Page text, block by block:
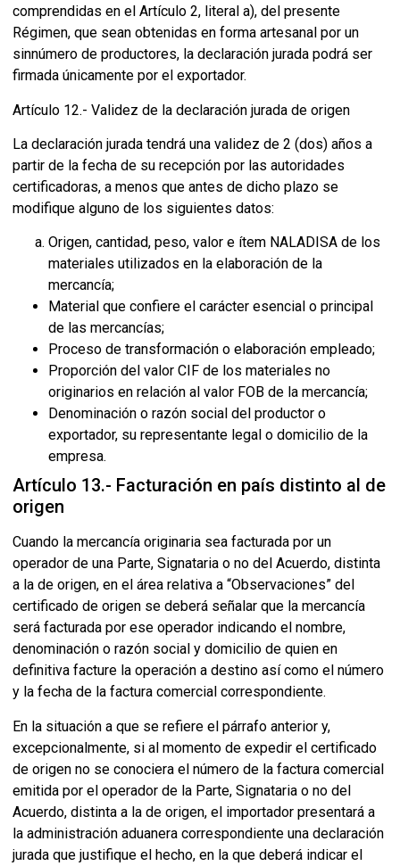
comprendidas en el Artículo 2, literal a), del presente
Régimen, que sean obtenidas en forma artesanal por un
sinnúmero de productores, la declaración jurada podrá ser
firmada únicamente por el exportador.
Artículo 12.- Validez de la declaración jurada de origen
La declaración jurada tendrá una validez de 2 (dos) años a
partir de la fecha de su recepción por las autoridades
certificadoras, a menos que antes de dicho plazo se
modifique alguno de los siguientes datos:
Origen, cantidad, peso, valor e ítem NALADISA de los
materiales utilizados en la elaboración de la
mercancía;
Material que confiere el carácter esencial o principal
de las mercancías;
Proceso de transformación o elaboración empleado;
Proporción del valor CIF de los materiales no
originarios en relación al valor FOB de la mercancía;
Denominación o razón social del productor o
exportador, su representante legal o domicilio de la
empresa.
Artículo 13.- Facturación en país distinto al de
origen
Cuando la mercancía originaria sea facturada por un
operador de una Parte, Signataria o no del Acuerdo, distinta
a la de origen, en el área relativa a “Observaciones” del
certificado de origen se deberá señalar que la mercancía
será facturada por ese operador indicando el nombre,
denominación o razón social y domicilio de quien en
definitiva facture la operación a destino así como el número
y la fecha de la factura comercial correspondiente.
En la situación a que se refiere el párrafo anterior y,
excepcionalmente, si al momento de expedir el certificado
de origen no se conociera el número de la factura comercial
emitida por el operador de la Parte, Signataria o no del
Acuerdo, distinta a la de origen, el importador presentará a
la administración aduanera correspondiente una declaración
jurada que justifique el hecho, en la que deberá indicar el